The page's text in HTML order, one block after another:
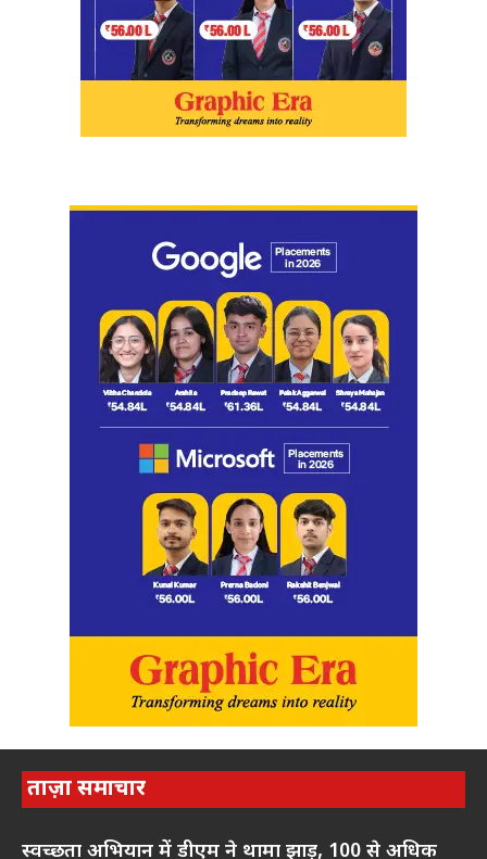
ताज़ा समाचार
स्वच्छता अभियान में डीएम ने थामा झाड़ू, 100 से अधिक